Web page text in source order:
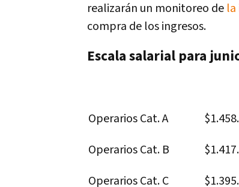
realizarán un monitoreo de
compra de los ingresos.
Escala salarial para
Operarios Cat. A
Operarios Cat. B
Operarios Cat. C